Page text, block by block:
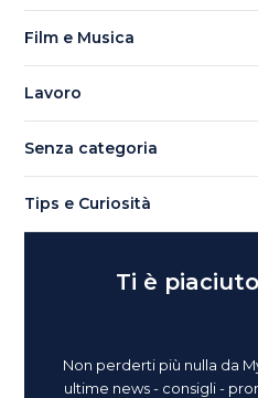
Film e Musica
Lavoro
Senza categoria
Tips e Curiosità
Ti è
Non perderti più nulla da
ultime news - consigli -